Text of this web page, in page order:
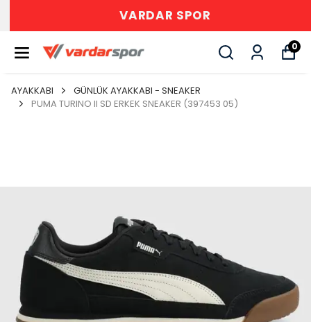
VARDAR SPOR
0
AYAKKABI
GÜNLÜK AYAKKABI - SNEAKER
PUMA TURINO II SD ERKEK SNEAKER (397453 05)